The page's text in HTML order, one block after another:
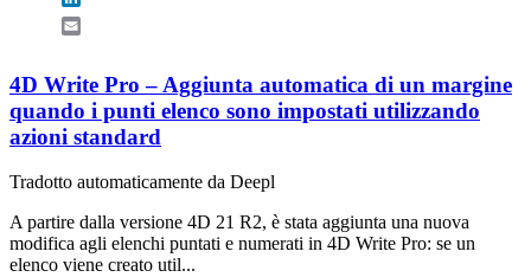
4D Write Pro – Aggiunta automatica di un margine
quando i punti elenco sono impostati utilizzando
azioni standard
Tradotto automaticamente da Deepl
A partire dalla versione 4D 21 R2, è stata aggiunta una nuova
modifica agli elenchi puntati e numerati in 4D Write Pro: se un
elenco viene creato util...